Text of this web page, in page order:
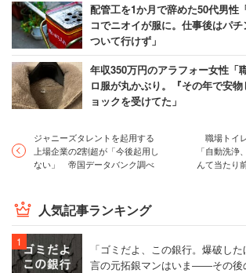
配管工を1か月で辞めた50代男性
コでニオイが服に。仕事後はパ
ついて行けず」
年収350万円のアラフォー女性「
ロ服が丸かぶり。『その年で安
ョックを受けてた」
ジャニーズタレントを起用する
上場企業の2割超が「今後起用し
ない」 帝国データバンク調べ
職場トイ
「自動洗浄
んて当たり
人気記事ランキング
「ゴミだよ、この銀行。爆破し
言の元拓銀マンはいま――その後